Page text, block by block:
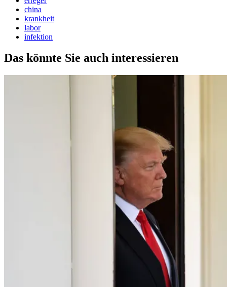
china
krankheit
labor
infektion
Das könnte Sie auch interessieren